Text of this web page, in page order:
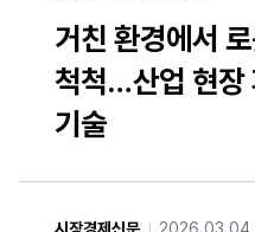
거친 환경에서
척척…산업 현장
기술